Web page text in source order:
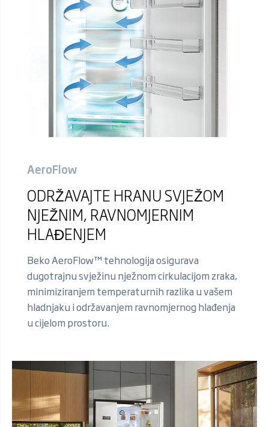
AeroFlow
ODRŽAVAJTE HRANU SVJEŽOM
NJEŽNIM, RAVNOMJERNIM
HLAĐENJEM
Beko AeroFlow™ tehnologija osigurava
dugotrajnu svježinu nježnom cirkulacijom zraka,
minimiziranjem temperaturnih razlika u vašem
hladnjaku i održavanjem ravnomjernog hlađenja
u cijelom prostoru.